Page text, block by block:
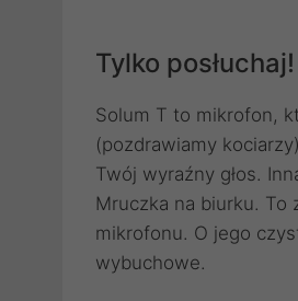
Tylko posłuchaj!
Solum T to mikrofon,
(pozdrawiamy
Twój wyraźny głos.
Mruczka na biurku. To
mikrofonu. O jego
wybuchowe.